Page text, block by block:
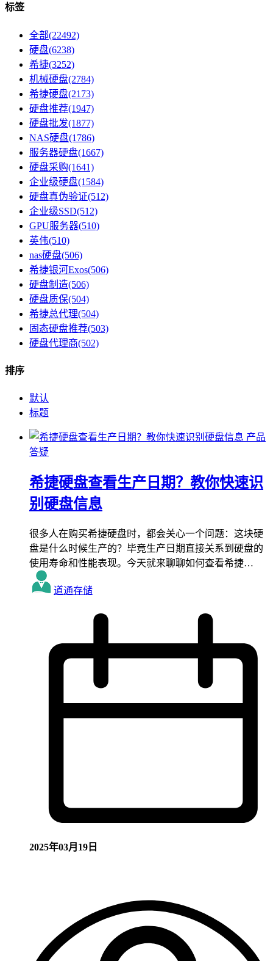
标签
全部(22492)
硬盘(6238)
希捷(3252)
机械硬盘(2784)
希捷硬盘(2173)
硬盘推荐(1947)
硬盘批发(1877)
NAS硬盘(1786)
服务器硬盘(1667)
硬盘采购(1641)
企业级硬盘(1584)
硬盘真伪验证(512)
企业级SSD(512)
GPU服务器(510)
英伟(510)
nas硬盘(506)
希捷银河Exos(506)
硬盘制造(506)
硬盘质保(504)
希捷总代理(504)
固态硬盘推荐(503)
硬盘代理商(502)
排序
默认
标题
产品
答疑
希捷硬盘查看生产日期？教你快速识
别硬盘信息
很多人在购买希捷硬盘时，都会关心一个问题：这块硬
盘是什么时候生产的？毕竟生产日期直接关系到硬盘的
使用寿命和性能表现。今天就来聊聊如何查看希捷…
道通存储
2025年03月19日